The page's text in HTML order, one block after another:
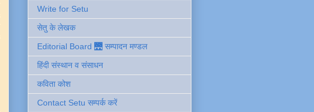
Write for Setu
सेतु के लेखक
Editorial Board 🌉 सम्पादन मण्डल
हिंदी संस्थान व संसाधन
कविता कोश
Contact Setu सम्पर्क करें